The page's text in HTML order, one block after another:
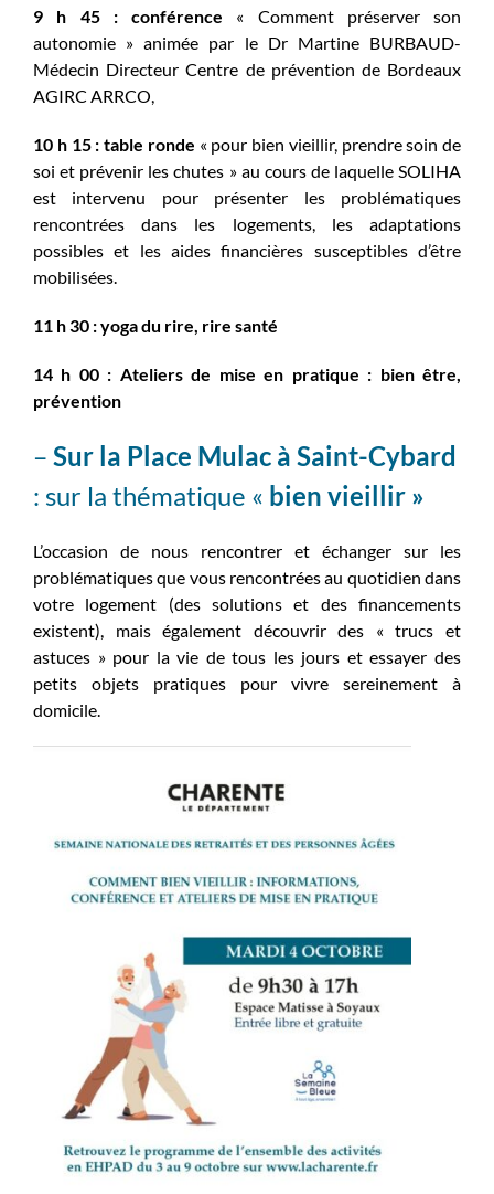
9 h 45 : conférence « Comment préserver son
autonomie » animée par le Dr Martine BURBAUD-
Médecin Directeur Centre de prévention de Bordeaux
AGIRC ARRCO,
10 h 15 : table ronde « pour bien vieillir, prendre soin de
soi et prévenir les chutes » au cours de laquelle SOLIHA
est intervenu pour présenter les problématiques
rencontrées dans les logements, les adaptations
possibles et les aides financières susceptibles d’être
mobilisées.
11 h 30 : yoga du rire, rire santé
14 h 00 : Ateliers de mise en pratique : bien être,
prévention
– Sur la Place Mulac à Saint-Cybard
: sur la thématique « bien vieillir »
L’occasion de nous rencontrer et échanger sur les
problématiques que vous rencontrées au quotidien dans
votre logement (des solutions et des financements
existent), mais également découvrir des « trucs et
astuces » pour la vie de tous les jours et essayer des
petits objets pratiques pour vivre sereinement à
domicile.